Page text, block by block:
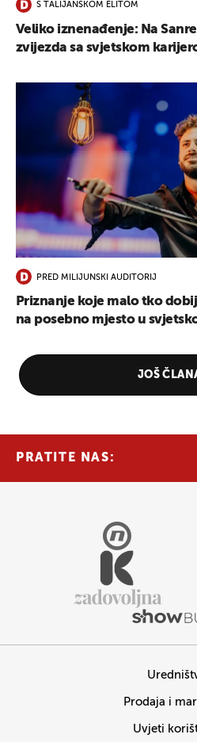
S TALIJANSKOM ELITOM
Veliko iznenađenje: Na
zvijezda sa svjetskom
PRED MILIJUNSKI AUDITORIJ
Priznanje koje malo tko
na posebno mjesto u
JOŠ
PRATITE NAS:
Prodaja i
Uvjeti